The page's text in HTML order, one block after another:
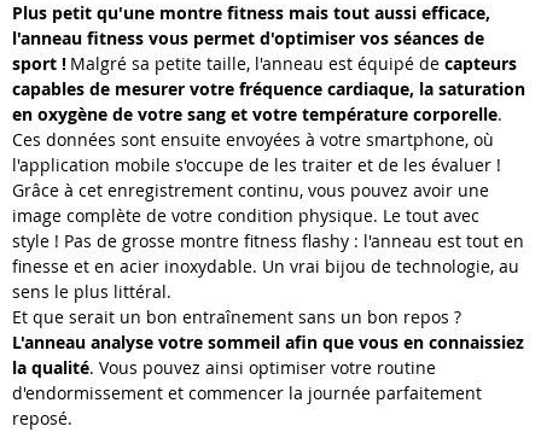
Plus petit qu'une montre fitness mais tout aussi efficace,
l'anneau fitness vous permet d'optimiser vos séances de
sport ! Malgré sa petite taille, l'anneau est équipé de capteurs
capables de mesurer votre fréquence cardiaque, la saturation
en oxygène de votre sang et votre température corporelle.
Ces données sont ensuite envoyées à votre smartphone, où
l'application mobile s'occupe de les traiter et de les évaluer !
Grâce à cet enregistrement continu, vous pouvez avoir une
image complète de votre condition physique. Le tout avec
style ! Pas de grosse montre fitness flashy : l'anneau est tout en
finesse et en acier inoxydable. Un vrai bijou de technologie, au
sens le plus littéral.
Et que serait un bon entraînement sans un bon repos ?
L'anneau analyse votre sommeil afin que vous en connaissiez
la qualité. Vous pouvez ainsi optimiser votre routine
d'endormissement et commencer la journée parfaitement
reposé.